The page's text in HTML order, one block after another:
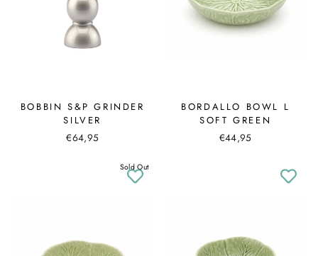
BOBBIN S&P GRINDER
SILVER
€64,95
BORDALLO BOWL L
SOFT GREEN
€44,95
Sold Out